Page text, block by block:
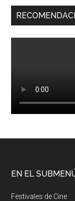
EN EL
Festivales de Cine